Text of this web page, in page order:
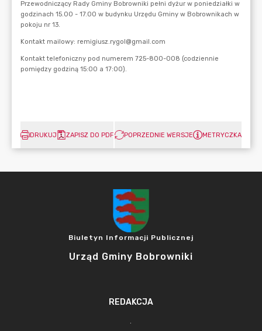
DRUKUJ ZAPISZ DO PDF POPRZEDNIE WERSJE METRYCZKA
Biuletyn Informacji Publicznej
Urząd Gminy Bobrowniki
REDAKCJA
.